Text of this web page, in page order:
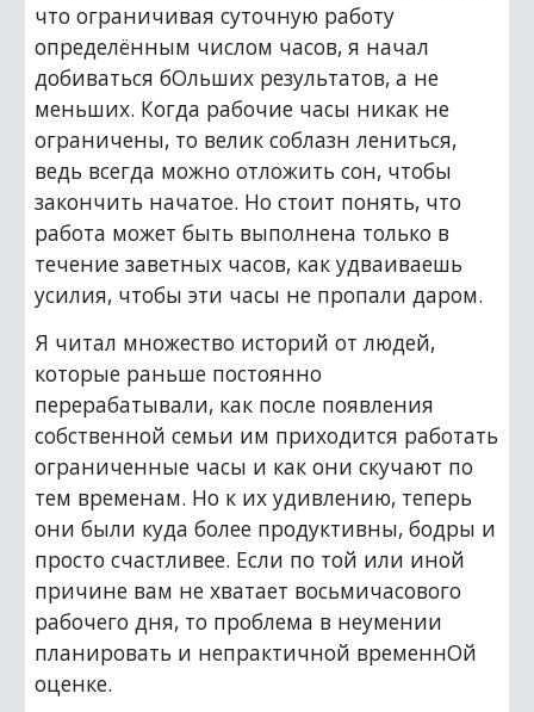
что ограничивая суточную работу
определённым числом часов, я начал
добиваться бОльших результатов, а не
меньших. Когда рабочие часы никак не
ограничены, то велик соблазн лениться,
ведь всегда можно отложить сон, чтобы
закончить начатое. Но стоит понять, что
работа может быть выполнена только в
течение заветных часов, как удваиваешь
усилия, чтобы эти часы не пропали даром.
Я читал множество историй от людей,
которые раньше постоянно
перерабатывали, как после появления
собственной семьи им приходится работать
ограниченные часы и как они скучают по
тем временам. Но к их удивлению, теперь
они были куда более продуктивны, бодры и
просто счастливее. Если по той или иной
причине вам не хватает восьмичасового
рабочего дня, то проблема в неумении
планировать и непрактичной временнОй
оценке.